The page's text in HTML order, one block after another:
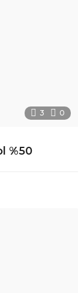
3 0
%50